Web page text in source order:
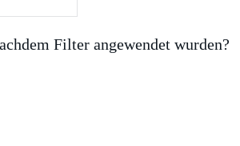
Filter angewendet wurden?